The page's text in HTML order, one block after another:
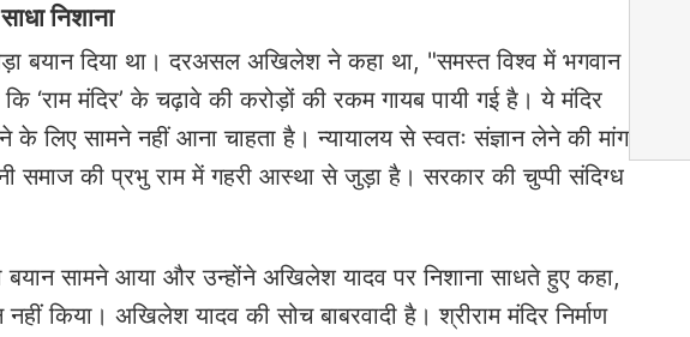
निशाना
बयान दिया था। दरअसल अखिलेश ने कहा था, "समस्त विश्व में भगवान
मंदिर’ के चढ़ावे की करोड़ों की रकम गायब पायी गई है। ये मंदिर
लिए सामने नहीं आना चाहता है। न्यायालय से स्वतः संज्ञान लेने की मांग
समाज की प्रभु राम में गहरी आस्था से जुड़ा है। सरकार की चुप्पी संदिग्ध
सामने आया और उन्होंने अखिलेश यादव पर निशाना साधते हुए कहा,
किया। अखिलेश यादव की सोच बाबरवादी है। श्रीराम मंदिर निर्माण